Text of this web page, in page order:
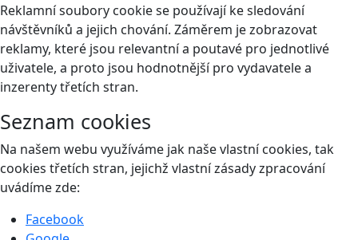
Reklamní soubory cookie se používají ke sledování
návštěvníků a jejich chování. Záměrem je zobrazovat
reklamy, které jsou relevantní a poutavé pro jednotlivé
uživatele, a proto jsou hodnotnější pro vydavatele a
inzerenty třetích stran.
Seznam cookies
Na našem webu využíváme jak naše vlastní cookies, tak
cookies třetích stran, jejichž vlastní zásady zpracování
uvádíme zde:
Facebook